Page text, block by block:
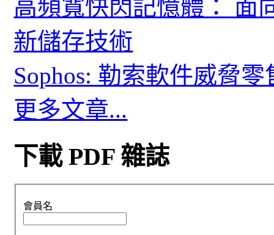
高頻寬快閃記憶體： 面
新儲存技術
Sophos: 勒索軟件威脅
更多文章...
下載 PDF 雜誌
會員名